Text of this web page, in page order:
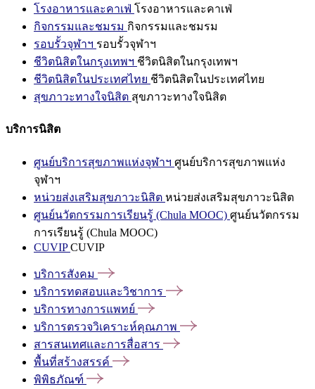
โรงอาหารและคาเฟ่ โรงอาหารและคาเฟ่
กิจกรรมและชมรม กิจกรรมและชมรม
รอบรั้วจุฬาฯ รอบรั้วจุฬาฯ
ชีวิตนิสิตในกรุงเทพฯ ชีวิตนิสิตในกรุงเทพฯ
ชีวิตนิสิตในประเทศไทย ชีวิตนิสิตในประเทศไทย
สุขภาวะทางใจนิสิต สุขภาวะทางใจนิสิต
บริการนิสิต
ศูนย์บริการสุขภาพแห่งจุฬาฯ ศูนย์บริการสุขภาพแห่ง
จุฬาฯ
หน่วยส่งเสริมสุขภาวะนิสิต หน่วยส่งเสริมสุขภาวะนิสิต
ศูนย์นวัตกรรมการเรียนรู้ (Chula MOOC) ศูนย์นวัตกรรม
การเรียนรู้ (Chula MOOC)
CUVIPCUVIP
บริการสังคม
บริการทดสอบและวิชาการ
บริการทางการแพทย์
บริการตรวจวิเคราะห์คุณภาพ
สารสนเทศและการสื่อสาร
พื้นที่สร้างสรรค์
พิพิธภัณฑ์